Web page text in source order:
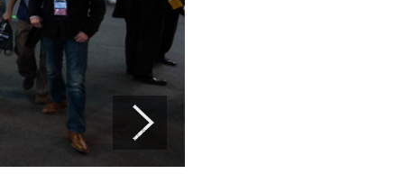
Next